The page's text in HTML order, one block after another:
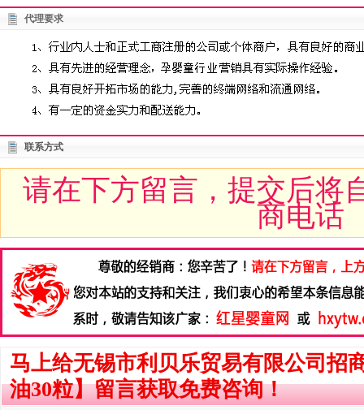
代理要求
联系方式
请在下方留言，提交后将
商电话
马上给无锡市利贝乐贸易有限公司招
油30粒】留言获取免费咨询！